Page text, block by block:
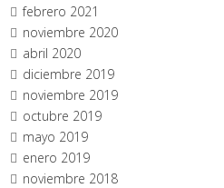
febrero 2021
noviembre 2020
abril 2020
diciembre 2019
noviembre 2019
octubre 2019
mayo 2019
enero 2019
noviembre 2018